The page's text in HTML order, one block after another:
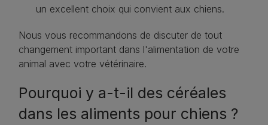
un excellent choix qui convient aux chiens.
Nous vous recommandons de discuter de tout
changement important dans l'alimentation de votre
animal avec votre vétérinaire.
Pourquoi y a-t-il des céréales
dans les aliments pour chiens ?